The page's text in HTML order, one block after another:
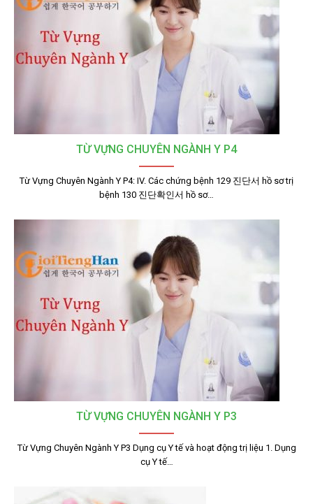
TỪ VỰNG CHUYÊN NGÀNH Y P4
Từ Vựng Chuyên Ngành Y P4: IV. Các chứng bệnh 129 진단서 hồ sơ trị
bệnh 130 진단확인서 hồ sơ…
TỪ VỰNG CHUYÊN NGÀNH Y P3
Từ Vựng Chuyên Ngành Y P3 Dụng cụ Y tế và hoạt động trị liệu 1. Dụng
cụ Y tế…